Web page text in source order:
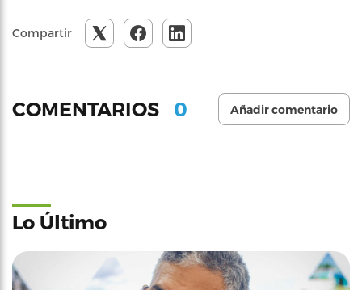
Compartir
COMENTARIOS 0 Añadir comentario
Lo Último